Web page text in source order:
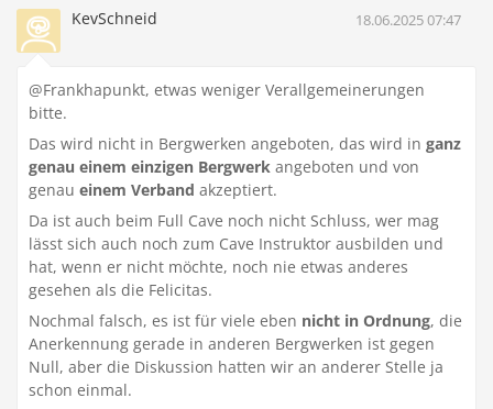
KevSchneid 18.06.2025 07:47
@Frankhapunkt, etwas weniger Verallgemeinerungen
bitte.
Das wird nicht in Bergwerken angeboten, das wird in ganz
genau einem einzigen Bergwerk angeboten und von
genau einem Verband akzeptiert.
Da ist auch beim Full Cave noch nicht Schluss, wer mag
lässt sich auch noch zum Cave Instruktor ausbilden und
hat, wenn er nicht möchte, noch nie etwas anderes
gesehen als die Felicitas.
Nochmal falsch, es ist für viele eben nicht in Ordnung, die
Anerkennung gerade in anderen Bergwerken ist gegen
Null, aber die Diskussion hatten wir an anderer Stelle ja
schon einmal.